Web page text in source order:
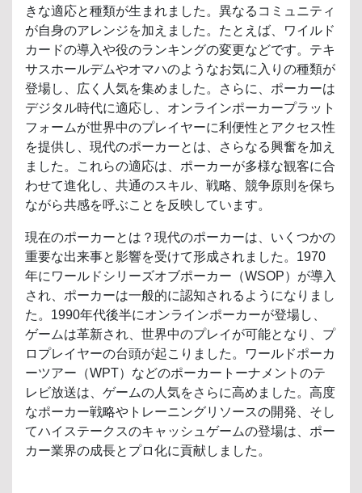
きな適応と種類が生まれました。異なるコミュニティ
が自身のアレンジを加えました。たとえば、ワイルド
カードの導入や役のランキングの変更などです。テキ
サスホールデムやオマハのようなお気に入りの種類が
登場し、広く人気を集めました。さらに、ポーカーは
デジタル時代に適応し、オンラインポーカープラット
フォームが世界中のプレイヤーに利便性とアクセス性
を提供し、現代のポーカーとは、さらなる興奮を加え
ました。これらの適応は、ポーカーが多様な観客に合
わせて進化し、共通のスキル、戦略、競争原則を保ち
ながら共感を呼ぶことを反映しています。
現在のポーカーとは？現代のポーカーは、いくつかの
重要な出来事と影響を受けて形成されました。1970
年にワールドシリーズオブポーカー（WSOP）が導入
され、ポーカーは一般的に認知されるようになりまし
た。1990年代後半にオンラインポーカーが登場し、
ゲームは革新され、世界中のプレイが可能となり、プ
ロプレイヤーの台頭が起こりました。ワールドポーカ
ーツアー（WPT）などのポーカートーナメントのテ
レビ放送は、ゲームの人気をさらに高めました。高度
なポーカー戦略やトレーニングリソースの開発、そし
てハイステークスのキャッシュゲームの登場は、ポー
カー業界の成長とプロ化に貢献しました。